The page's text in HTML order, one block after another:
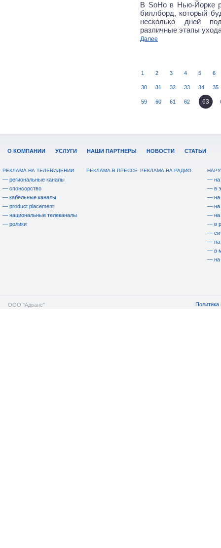
В SoHo в Нью-Йорке
биллборд, который
несколько дней
различные этапы
Далее
1 2 3 4 5 6
30 31 32 33 34 35
59 60 61 62 63
О КОМПАНИИ УСЛУГИ НАШИ ПАРТНЕРЫ НОВОСТИ СТАТЬИ
РЕКЛАМА НА ТЕЛЕВИДЕНИИ
— региональные каналы
— спонсорство
— кабельные каналы
— product placement
— национальные телеканалы
— ролики
РЕКЛАМА В ПРЕССЕ РЕКЛАМА НА РАДИО
— на
— в
— на
— на
— на
— в
—
— на
— в
— на
ООО "Адванс" Политика